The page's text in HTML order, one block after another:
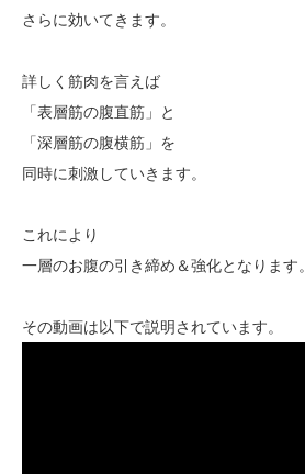
さらに効いてきます。
詳しく筋肉を言えば
「表層筋の腹直筋」と
「深層筋の腹横筋」を
同時に刺激していきます。
これにより
一層のお腹の引き締め＆強化となります。
その動画は以下で説明されています。